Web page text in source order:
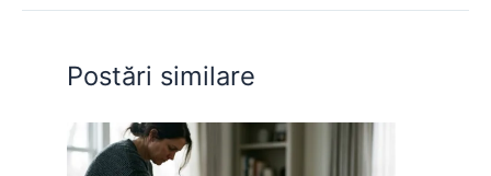
o
o
k
p
p
n
g
er
Postări similare